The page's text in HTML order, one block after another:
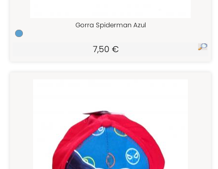
Gorra Spiderman Azul
7,50 €